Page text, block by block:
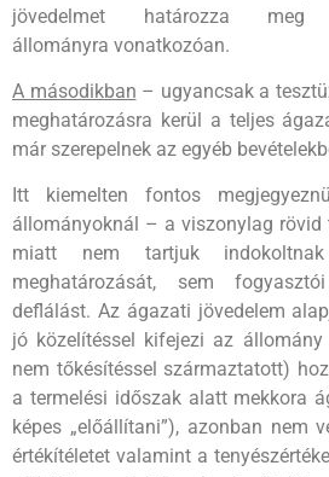
jövedelmet határozza
állományra vonatkozóan.
A másodikban – ugyancsak a
meghatározásra kerül a teljes
már szerepelnek az egyéb
Itt kiemelten fontos
állományoknál – a viszonylag rövid
miatt nem tartjuk
meghatározását, sem
deflálást. Az ágazati jövedelem
jó közelítéssel kifejezi az
nem tőkésítéssel származtatott)
a termelési időszak alatt mekkora
képes „előállítani”), azonban nem
értékítéletet valamint a